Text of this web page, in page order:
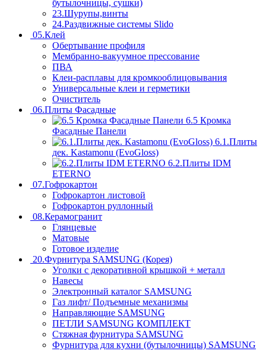
бутылочницы, сушки)
23.Шурупы,винты
24.Раздвижные системы Slido
05.Клей
Обертывание профиля
Мембранно-вакуумное прессование
ПВА
Клеи-расплавы для кромкооблицовывания
Универсальные клеи и герметики
Очиститель
06.Плиты Фасадные
6.5 Кромка
Фасадные Панели
6.1.Плиты
дек. Kastamonu (EvoGloss)
6.2.Плиты IDM
ETERNO
07.Гофрокартон
Гофрокартон листовой
Гофрокартон руллонный
08.Керамогранит
Глянцевые
Матовые
Готовое изделие
20.Фурнитура SAMSUNG (Корея)
Уголки с декоративной крышкой + металл
Навесы
Электронный каталог SAMSUNG
Газ лифт/ Подъемные механизмы
Направляющие SAMSUNG
ПЕТЛИ SAMSUNG КОМПЛЕКТ
Стяжная фурнитура SAMSUNG
Фурнитура для кухни (бутылочницы) SAMSUNG